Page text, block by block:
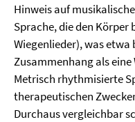
Hinweis auf
Sprache, die den Körper
Wiegenlieder), was
Zusammenhang als
Metrisch rhythmisierte
therapeutischen
Durchaus vergleichbar